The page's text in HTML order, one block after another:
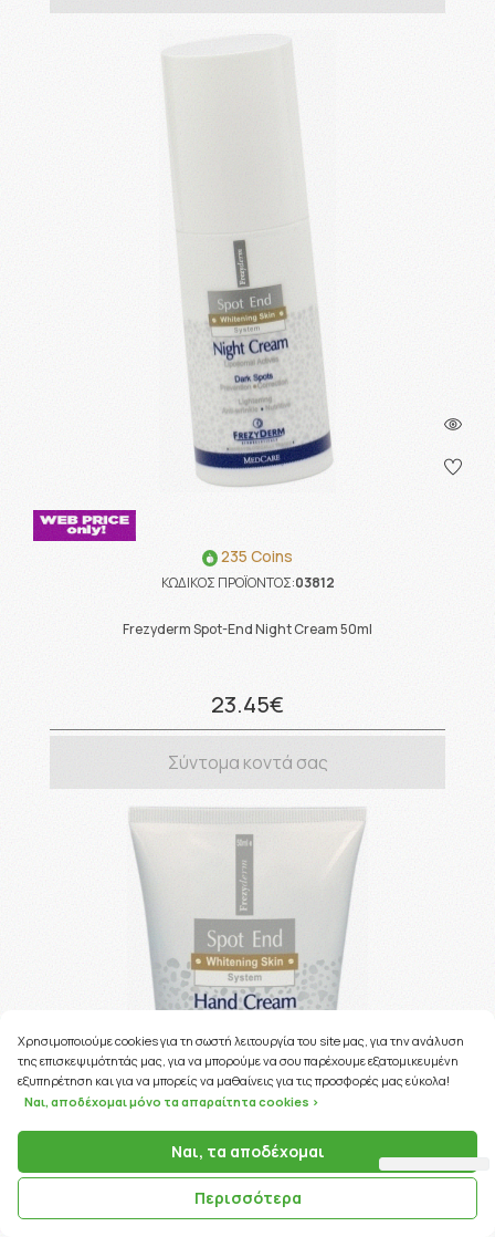
235 Coins
ΚΩΔΙΚΟΣ ΠΡΟΪΟΝΤΟΣ:03812
Frezyderm Spot-End Night Cream 50ml
23.45€
Σύντομα κοντά σας
Χρησιμοποιούμε cookies για τη σωστή λειτουργία του site μας, για την ανάλυση
της επισκεψιμότητάς μας, για να μπορούμε να σου παρέχουμε εξατομικευμένη
εξυπηρέτηση και για να μπορείς να μαθαίνεις για τις προσφορές μας εύκολα!
Ναι, αποδέχομαι μόνο τα απαραίτητα cookies >
Ναι, τα αποδέχομαι
Περισσότερα